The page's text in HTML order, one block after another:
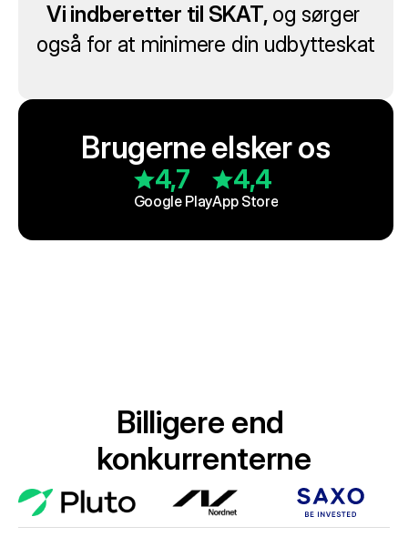
Vi indberetter til SKAT, og sørger
også for at minimere din udbytteskat
Brugerne elsker os
4,7
Google Play
4,4
App Store
Billigere end
konkurrenterne